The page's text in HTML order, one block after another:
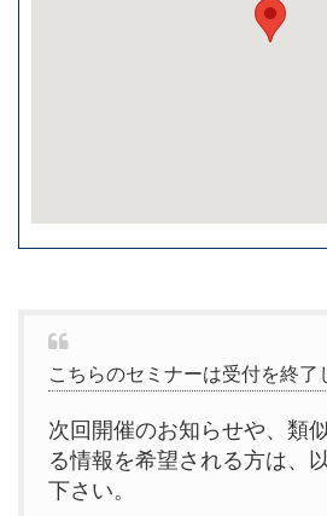
こちらのセミナーは受付を終了
次回開催のお知らせや、類
る情報を希望される方は、
下さい。